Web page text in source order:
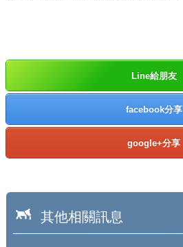
Line給朋友
facebook分享
google+分享
其他相關訊息